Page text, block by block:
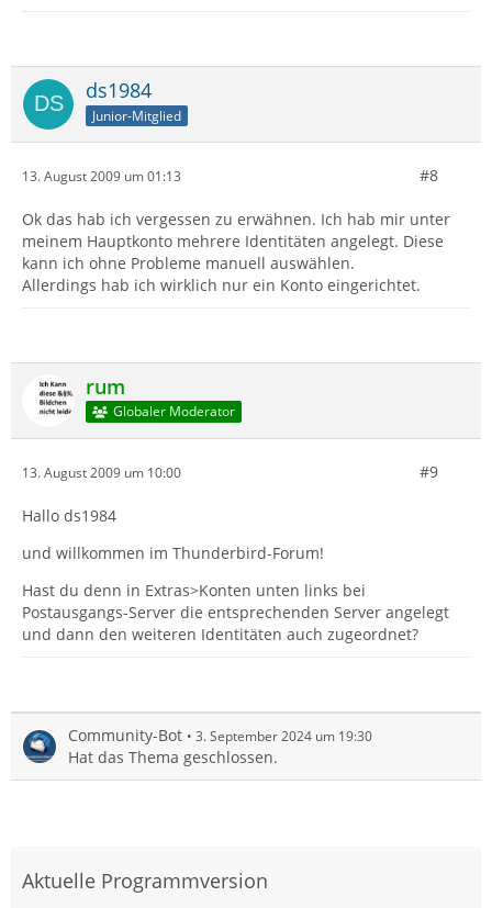
ds1984
Junior-Mitglied
13. August 2009 um 01:13 #8
Ok das hab ich vergessen zu erwähnen. Ich hab mir unter
meinem Hauptkonto mehrere Identitäten angelegt. Diese
kann ich ohne Probleme manuell auswählen.
Allerdings hab ich wirklich nur ein Konto eingerichtet.
rum
Globaler Moderator
13. August 2009 um 10:00 #9
Hallo ds1984
und willkommen im Thunderbird-Forum!
Hast du denn in Extras>Konten unten links bei
Postausgangs-Server die entsprechenden Server angelegt
und dann den weiteren Identitäten auch zugeordnet?
Community-Bot 3. September 2024 um 19:30
Hat das Thema geschlossen.
Aktuelle Programmversion